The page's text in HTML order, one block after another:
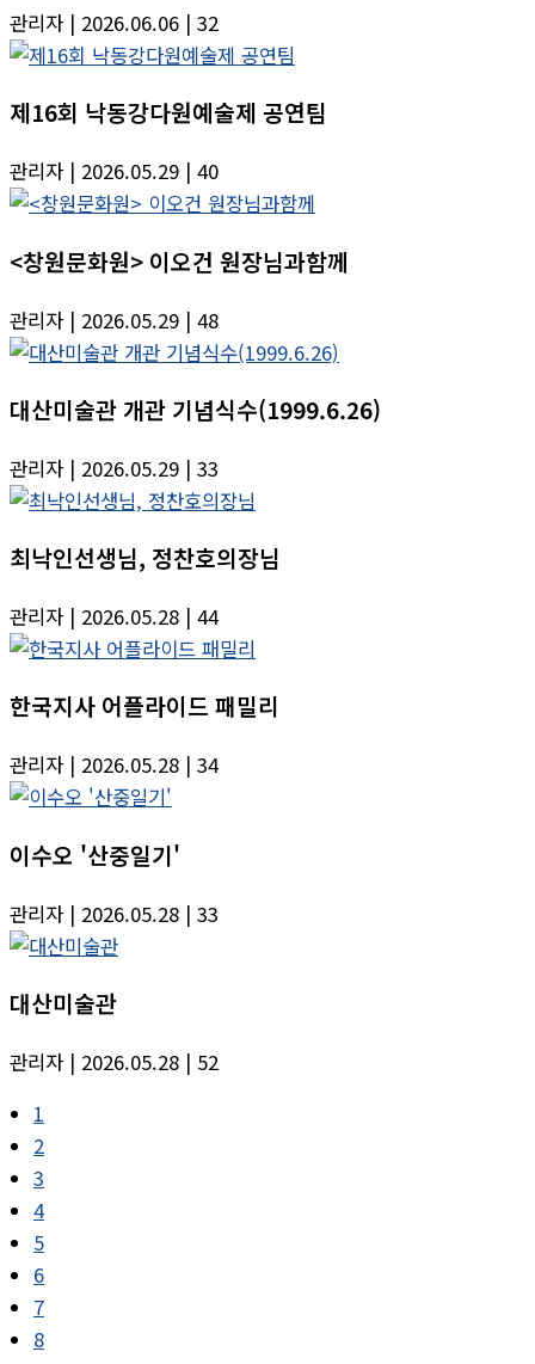
관리자 | 2026.06.06 | 32
제16회 낙동강다원예술제 공연팀
관리자 | 2026.05.29 | 40
<창원문화원> 이오건 원장님과함께
관리자 | 2026.05.29 | 48
대산미술관 개관 기념식수(1999.6.26)
관리자 | 2026.05.29 | 33
최낙인선생님, 정찬호의장님
관리자 | 2026.05.28 | 44
한국지사 어플라이드 패밀리
관리자 | 2026.05.28 | 34
이수오 '산중일기'
관리자 | 2026.05.28 | 33
대산미술관
관리자 | 2026.05.28 | 52
1
2
3
4
5
6
7
8